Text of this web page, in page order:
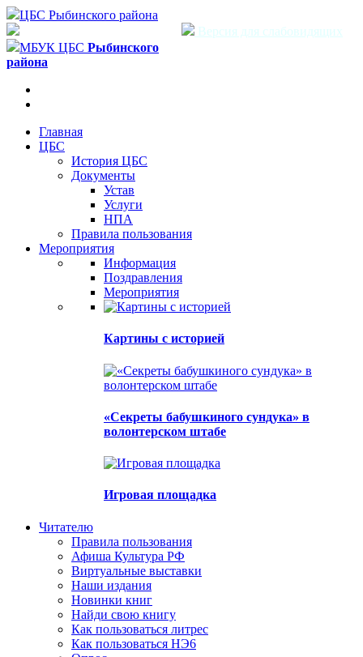
ЦБС Рыбинского района
Версия для слабовидящих
МБУК ЦБС Рыбинского
района
Главная
ЦБС
История ЦБС
Документы
Устав
Услуги
НПА
Правила пользования
Мероприятия
Информация
Поздравления
Мероприятия
Картины с историей
«Секреты бабушкиного сундука» в
волонтерском штабе
Игровая площадка
Читателю
Правила пользования
Афиша Культура РФ
Виртуальные выставки
Наши издания
Новинки книг
Найди свою книгу
Как пользоваться литрес
Как пользоваться НЭ6